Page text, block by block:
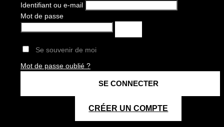
Identifiant ou e-mail
Mot de passe
Se souvenir de moi
Mot de passe oublié ?
CRÉER UN COMPTE